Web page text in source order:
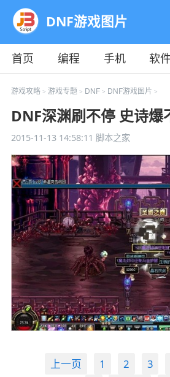
DNF游戏图片
首页 编程 手机 软件
教程
平面 服务器
游戏攻略> 游戏专题 > DNF> DNF游戏图片 >
DNF深渊刷不停 史诗爆
2015-11-13 14:58:11 脚本之家
上一页 1 2 3